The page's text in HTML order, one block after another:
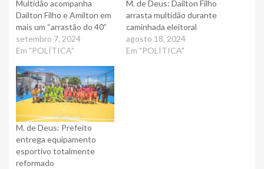
Multidão acompanha
Dailton Filho e Amilton em
mais um “arrastão do 40”
setembro 7, 2024
Em "POLÍTICA"
M. de Deus: Dailton Filho
arrasta multidão durante
caminhada eleitoral
agosto 18, 2024
Em "POLÍTICA"
M. de Deus: Prefeito
entrega equipamento
esportivo totalmente
reformado